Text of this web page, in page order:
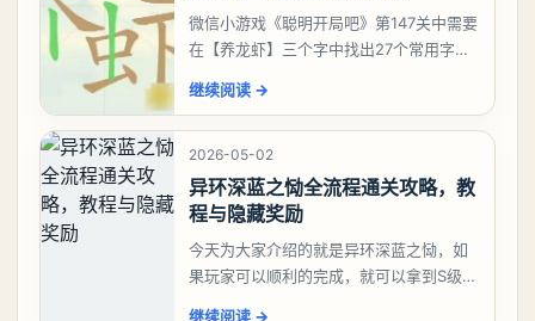
微信小游戏《聪明开局吧》第147关中需要
在【养龙虾】三个字中找出27个常用字，
大、夫、夰、巾、中、虫、下、虾、卜、
囗、吓、卟、
继续阅读 →
2026-05-02
异环深蓝之恸全流程通关攻略，教
程与隐藏奖励
今天为大家介绍的就是异环深蓝之恸，如
果玩家可以顺利的完成，就可以拿到S级弧
继续阅读 →